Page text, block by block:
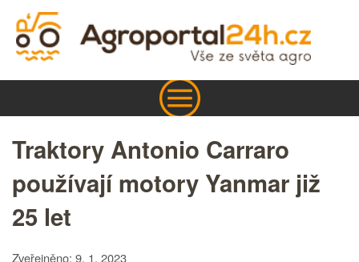
Traktory Antonio Carraro
používají motory Yanmar již
25 let
Zveřejněno: 9. 1. 2023